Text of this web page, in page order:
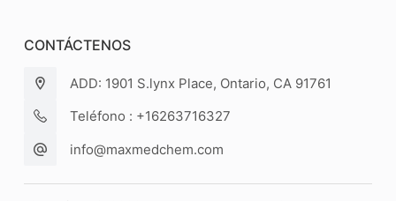
CONTÁCTENOS
ADD: 1901 S.lynx Place, Ontario, CA 91761
Teléfono : +16263716327
info@maxmedchem.com